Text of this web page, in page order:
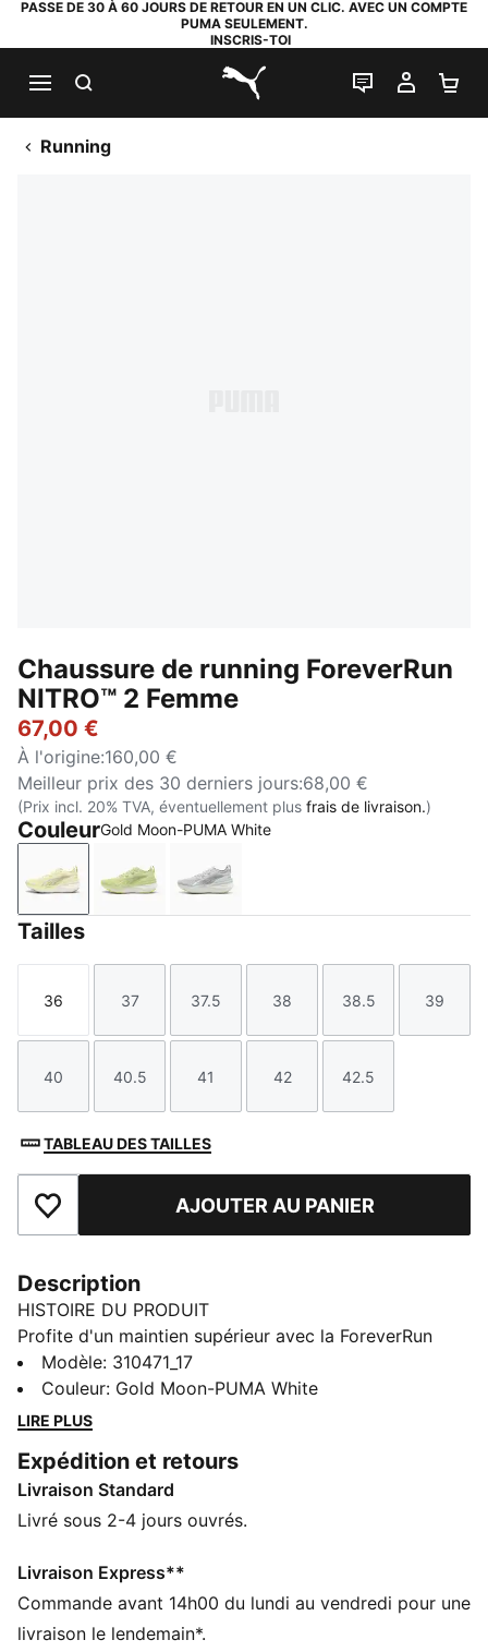
PASSE DE 30 À 60 JOURS DE RETOUR EN UN CLIC. AVEC UN COMPTE
PUMA SEULEMENT.
INSCRIS-TOI
PUMA.com
LIVE CHAT
MON
Running
Chaussure de running ForeverRun
NITRO™ 2 Femme
67,00 €
À l'origine:160,00 €
Meilleur prix des 30 derniers jours:68,00 €
(Prix incl. 20% TVA, éventuellement plus frais de livraison.)
CouleurGold Moon-PUMA White
Gold Moon-PUMA White
Apple Spritz-Lux Lime
Silver Mist-Apple Spritz
Tailles
Taille
36
Taille
37
Taille
37.5
Taille
38
Taille
38.5
Taille
39
Taille
40
Taille
40.5
Taille
41
Taille
42
Taille
42.5
TABLEAU DES TAILLES
Ajouter aux favorisAJOUTER AU PANIER
Description
HISTOIRE DU PRODUIT
Profite d'un maintien supérieur avec la ForeverRun
NITRO™. Associant l'amorti NITRO™ et notre système
RUNGUIDE, elle est pensée pour stabiliser ta foulée.
La semelle extérieure PUMAGRIP garantit une
technique t'apporte respirabilité et durabilité. Profite
d'une foulée souple et stable à chaque appui.
CARACTÉRISTIQUES + AVANTAGES
pour offrir un maximum de réactivité et d’amorti, en
toute légèreté
PUMAGRIP : composé de caoutchouc de performance
Modèle: 310471_17
Couleur: Gold Moon-PUMA White
LIRE PLUS
Expédition et retours
Livraison Standard
Livré sous 2-4 jours ouvrés.
Livraison Express**
Commande avant 14h00 du lundi au vendredi pour une
livraison le lendemain*.